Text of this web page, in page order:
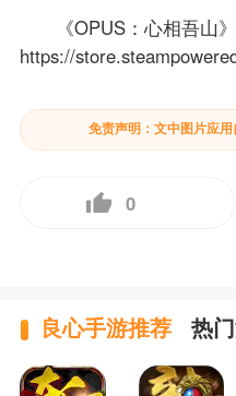
《OPUS：心相吾山
https://
免责声明：文中图片应
0
良心手游推荐 热